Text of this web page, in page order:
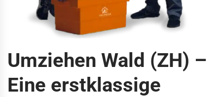
Umziehen Wald (ZH) –
Eine erstklassige